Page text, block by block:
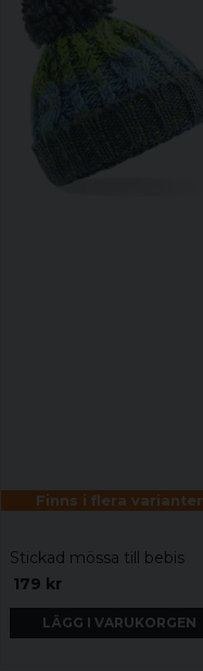
Finns i flera varianter
Stickad mössa till bebis
179 kr
LÄGG I VARUKORGEN